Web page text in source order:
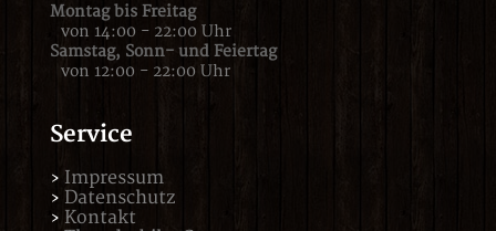
Montag bis Freitag
von 14:00 - 22:00 Uhr
Samstag, Sonn- und Feiertag
von 12:00 - 22:00 Uhr
Service
Impressum
Datenschutz
Kontakt